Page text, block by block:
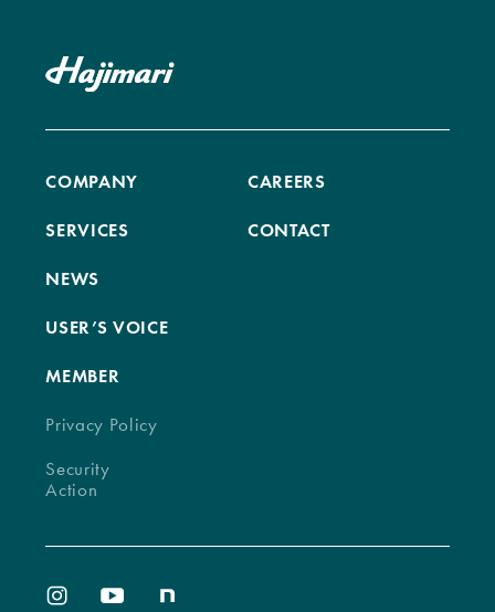
COMPANY
SERVICES
NEWS
USER’S VOICE
MEMBER
CAREERS
CONTACT
Privacy Policy
Security
Action